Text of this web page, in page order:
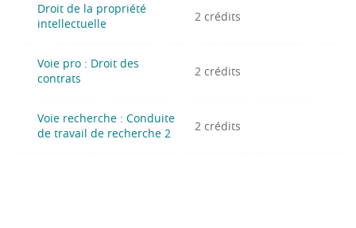
Droit de la propriété
intellectuelle
2 crédits
Voie pro : Droit des
contrats
2 crédits
Voie recherche : Conduite
de travail de recherche 2
2 crédits